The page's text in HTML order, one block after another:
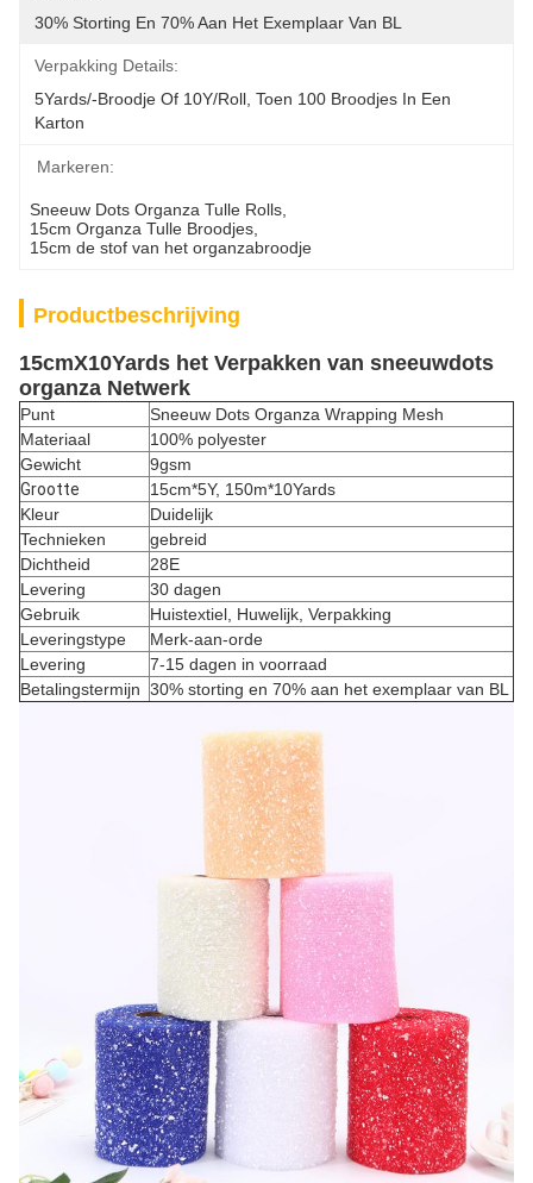
30% Storting En 70% Aan Het Exemplaar Van BL
Verpakking Details:
5Yards/-Broodje Of 10Y/roll, Toen 100 Broodjes In Een
Karton
Markeren:
Sneeuw Dots Organza Tulle Rolls
15cm Organza Tulle Broodjes
15cm de stof van het organzabroodje
Productbeschrijving
15cmX10Yards het Verpakken van sneeuwdots
organza Netwerk
Punt
Sneeuw Dots Organza Wrapping Mesh
Materiaal
100% polyester
Gewicht
9gsm
Grootte
15cm*5Y, 150m*10Yards
Kleur
Duidelijk
Technieken
gebreid
Dichtheid
28E
Levering
30 dagen
Gebruik
Huistextiel, Huwelijk, Verpakking
Leveringstype
Merk-aan-orde
Levering
7-15 dagen in voorraad
Betalingstermijn 30% storting en 70% aan het exemplaar van BL